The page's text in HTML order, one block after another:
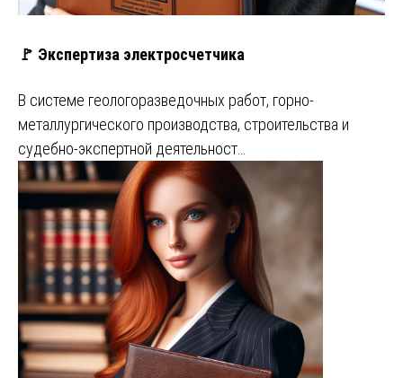
🚩 Экспертиза электросчетчика
В системе геологоразведочных работ, горно-
металлургического производства, строительства и
судебно-экспертной деятельност…